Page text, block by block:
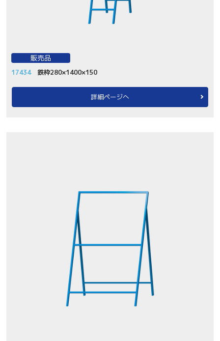
販売品
17434 鉄枠280×1400×150
詳細ページへ